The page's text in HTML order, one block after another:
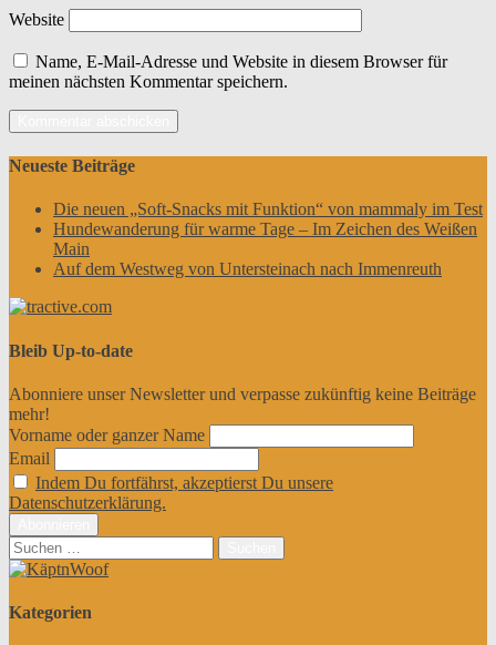
Website
Name, E-Mail-Adresse und Website in diesem Browser für
meinen nächsten Kommentar speichern.
Neueste Beiträge
Die neuen „Soft-Snacks mit Funktion“ von mammaly im Test
Hundewanderung für warme Tage – Im Zeichen des Weißen
Main
Auf dem Westweg von Untersteinach nach Immenreuth
Bleib Up-to-date
Abonniere unser Newsletter und verpasse zukünftig keine Beiträge
mehr!
Vorname oder ganzer Name
Email
Indem Du fortfährst, akzeptierst Du unsere
Datenschutzerklärung.
Suchen
nach:
Kategorien